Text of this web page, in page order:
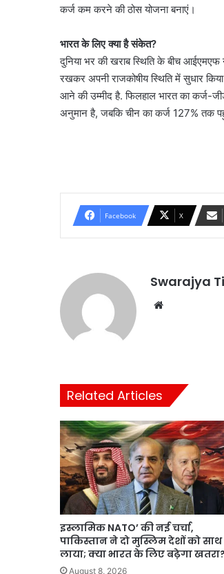
कर्ज कम करने की ठोस योजना बनाएं।
भारत के लिए क्या है संकेत?
दुनिया भर की खराब स्थिति के बीच आईएमएफ
रखकर अपनी राजकोषीय स्थिति में सुधार
आने की उम्मीद है. फिलहाल भारत का कर्ज-
अनुमान है, जबकि चीन का कर्ज 127% तक
Facebook X
Swarajya
Related Articles
इस्लामिक NATO’ की नई चर्चा,
पाकिस्तान ने दो मुस्लिम देशों को साथ
लाया; क्या भारत के लिए बढ़ेगा खतरा?
August 8, 2026